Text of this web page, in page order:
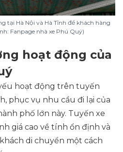
tại Hà Nội và Hà Tĩnh để khách hàng
Fanpage nhà xe Phú Quý)
hoạt động của
hoạt động trên tuyến
phục vụ nhu cầu đi lại của
phố lớn này. Tuyến xe
giá cao về tính ổn định và
di chuyển một cách